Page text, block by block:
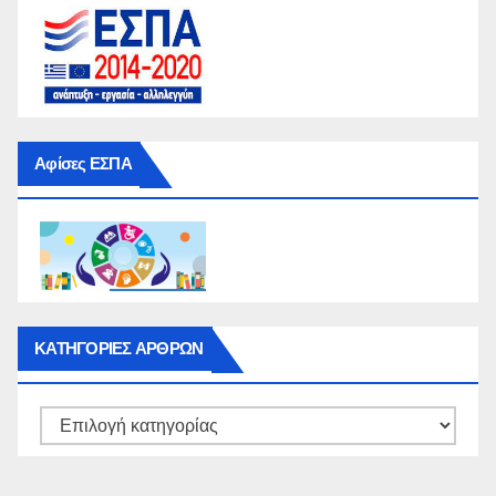
Αφίσες ΕΣΠΑ
ΚΑΤΗΓΟΡΙΕΣ ΑΡΘΡΩΝ
ΚΑΤΗΓΟΡΙΕΣ